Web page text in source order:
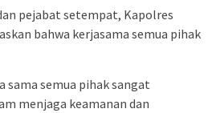
pejabat setempat, Kapolres
bahwa kerjasama semua pihak
sama semua pihak sangat
menjaga keamanan dan